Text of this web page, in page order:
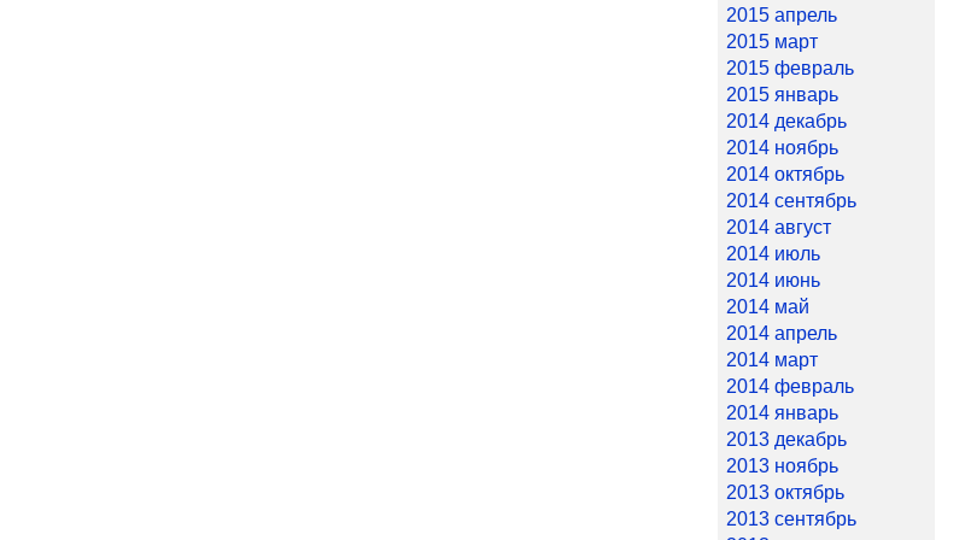
2015 апрель
2015 март
2015 февраль
2015 январь
2014 декабрь
2014 ноябрь
2014 октябрь
2014 сентябрь
2014 август
2014 июль
2014 июнь
2014 май
2014 апрель
2014 март
2014 февраль
2014 январь
2013 декабрь
2013 ноябрь
2013 октябрь
2013 сентябрь